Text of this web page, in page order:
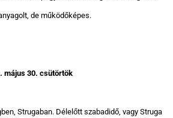
de működőképes.
május 30. csütörtök
Strugaban. Délelőtt szabadidő, vagy Struga